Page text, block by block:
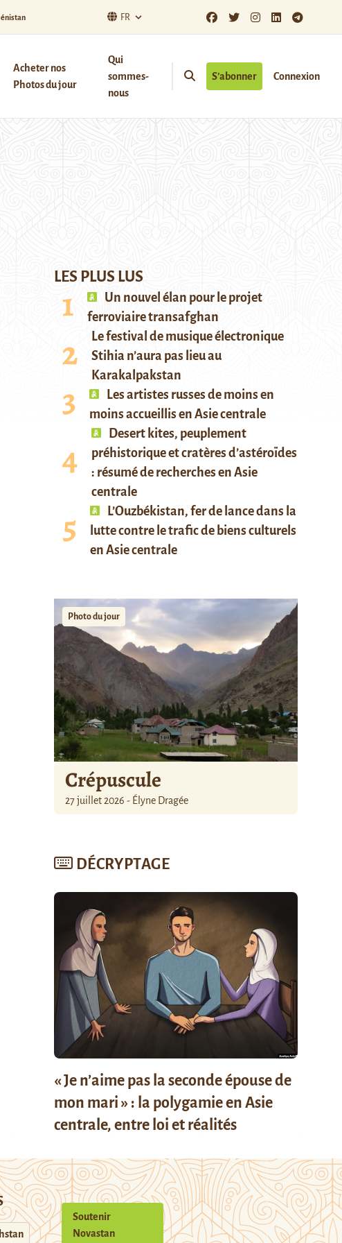
FR
Acheter nos
Photos du jour
Qui
sommes-
nous
S’abonner Connexion
LES PLUS LUS
Un nouvel élan pour le projet
ferroviaire transafghan
Le festival de musique électronique
Stihia n’aura pas lieu au
Karakalpakstan
Les artistes russes de moins en
moins accueillis en Asie centrale
Desert kites, peuplement
préhistorique et cratères d’astéroïdes
: résumé de recherches en Asie
centrale
L’Ouzbékistan, fer de lance dans la
lutte contre le trafic de biens culturels
en Asie centrale
Photo du jour
Crépuscule
27 juillet 2026 - Élyne Dragée
DÉCRYPTAGE
« Je n’aime pas la seconde épouse de
mon mari » : la polygamie en Asie
centrale, entre loi et réalités
Soutenir
Novastan